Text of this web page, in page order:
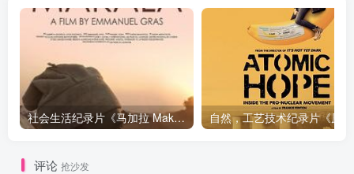
社会生活纪录片《马加拉 Makala》下载
评论 抢沙发